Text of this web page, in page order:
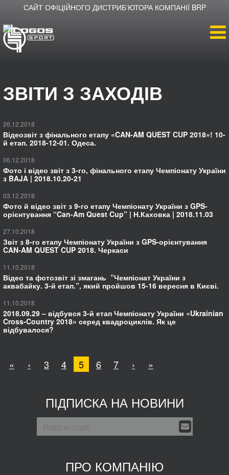
САЙТ ОФІЦІЙНОГО ДИСТРИБʼЮТОРА КОМПАНІЇ BRP
Продукція
Новини
Дилери
ВСЕ, ЩО ТРЕБА
ВАМ!
ЗМАГАННЯ, ПОХОДИ, ОГЛЯДИ, ТЕСТИ
ЗВІТИ З ЗАХОДІВ
26.12.2018
Відеозвіт з фінального етапу «CAN-AM QUEST CUP 2018»! 10-
й етап. 2018-12-01. Одеса.
06.12.2018
Фото і відео звіт з 3-го, фінального етапу Чемпіонату України
з BAJA | 2018.10.20-21
03.12.2018
Фото й відео звіт з 9-го етапу Чемпіонату України з GPS-
орієнтування “Can-Am Quest Cup” | Н.Каховка | 2018.11.03
27.10.2018
Звіт з 8-го етапу Чемпіонату України з GPS-орієнтування
CAN-AM QUEST CUP 2018. Черкаси
11.10.2018
Відео та фотозвіт зі змагань ”Чемпіонат України з
аквабайку. 3-й етап.”, який пройшов 15-16 вересня в Києві.
11.10.2018
2018.09.29 – відбувся 3-й етап Чемпіонату України «Ukrainian
Cross-Country 2018» серед квадроциклів. Як це
відбувалося?
« ‹ 3 4 5 6 7 › »
ПІДПИСКА НА НОВИНИ
ПРО КОМПАНІЮ